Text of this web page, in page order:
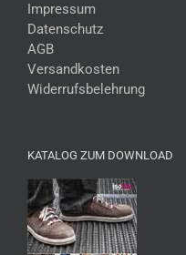
Impressum
Datenschutz
AGB
Versandkosten
Widerrufsbelehrung
KATALOG ZUM DOWNLOAD